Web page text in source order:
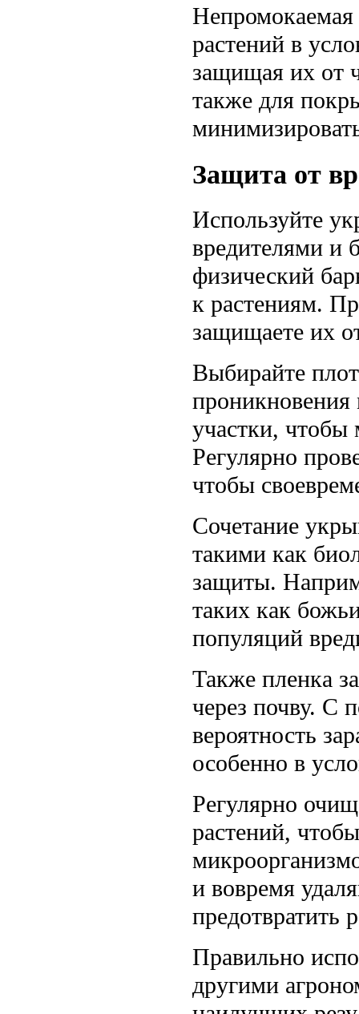
Непромокаемая
растений в
защищая их от
также для
Защита от
Используйте
вредителями и
физический
к растениям.
защищаете их
Выбирайте
участки, чтобы
Регулярно
чтобы
Сочетание
такими как
защиты.
таких как
популяций
Также пленка
через почву. С
вероятность
особенно в
Регулярно
растений,
и вовремя
предотвратить
Правильно
другими